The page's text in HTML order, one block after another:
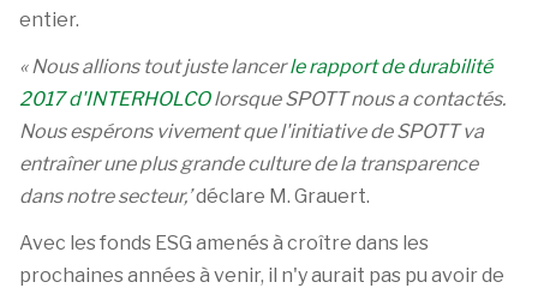
entier.
« Nous allions tout juste lancer le rapport de durabilité
2017 d'INTERHOLCOlorsque SPOTT nous a contactés.
Nous espérons vivement que l'initiative de SPOTT va
entraîner une plus grande culture de la transparence
dans notre secteur,’déclare M. Grauert.
Avec les fonds ESG amenés à croître dans les
prochaines années à venir, il n'y aurait pas pu avoir de